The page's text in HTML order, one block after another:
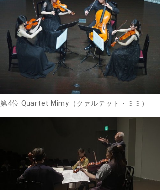
第4位 Quartet Mimy（クァルテット・ミミ）